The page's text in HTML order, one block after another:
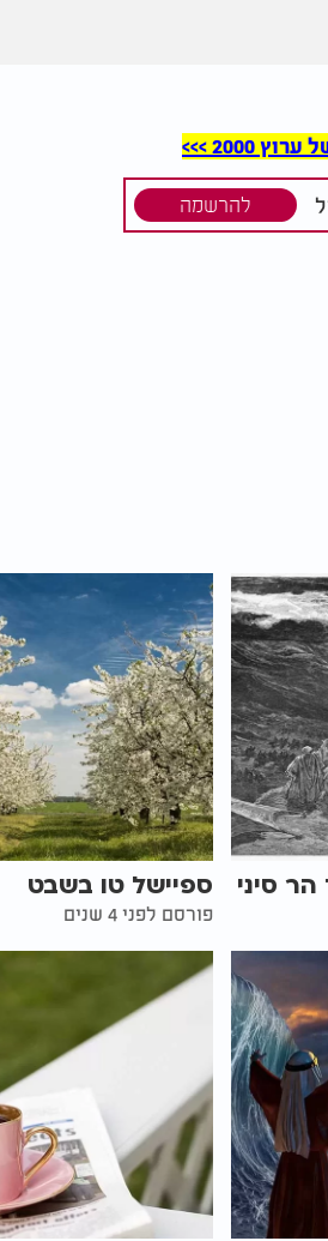
>>>
להרשמה
סיני ספיישל טו בשבט
פורסם לפני 4 שנים